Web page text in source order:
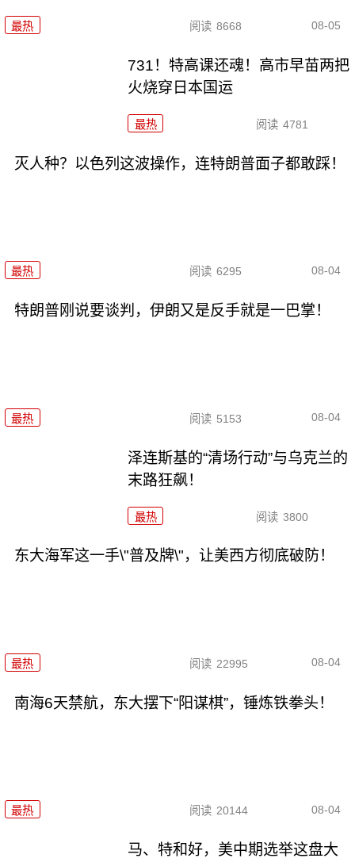
最热 阅读 8668 08-05
731！特高课还魂！高市早苗两把
火烧穿日本国运
最热 阅读 4781
灭人种？以色列这波操作，连特朗普面子都敢踩！
最热 阅读 6295 08-04
特朗普刚说要谈判，伊朗又是反手就是一巴掌！
最热 阅读 5153 08-04
泽连斯基的“清场行动”与乌克兰的
末路狂飙！
最热 阅读 3800
东大海军这一手\"普及牌\"，让美西方彻底破防！
最热 阅读 22995 08-04
南海6天禁航，东大摆下“阳谋棋”，锤炼铁拳头！
最热 阅读 20144 08-04
马、特和好，美中期选举这盘大